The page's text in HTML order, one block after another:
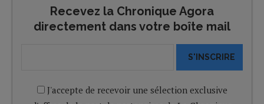
Recevez la Chronique Agora
directement dans votre boîte mail
S'INSCRIRE
J'accepte de recevoir une sélection exclusive